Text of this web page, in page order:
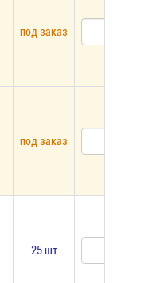
под заказ
под заказ
25 шт